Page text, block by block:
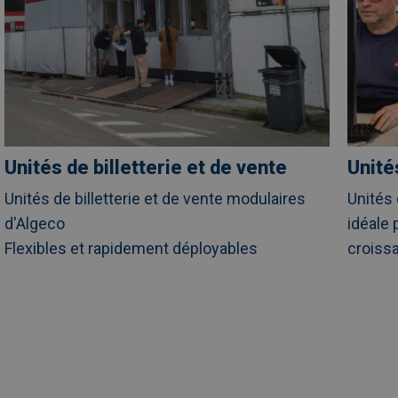
Unités de billetterie et de vente
Unités de billetterie et de vente modulaires
d'Algeco
Flexibles et rapidement déployables
Unités
idéale